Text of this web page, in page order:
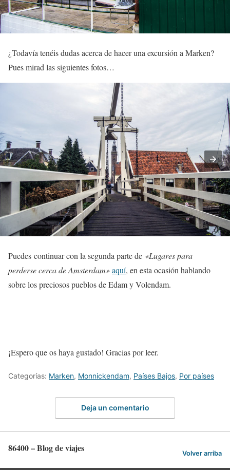
¿Todavía tenéis dudas acerca de hacer una excursión a Marken?
Pues mirad las siguientes fotos…
Puedes continuar con la segunda parte de «Lugares para
perderse cerca de Amsterdam»aquí, en esta ocasión hablando
sobre los preciosos pueblos de Edam y Volendam.
¡Espero que os haya gustado! Gracias por leer.
Categorías: Marken, Monnickendam, Países Bajos, Por países
Deja un comentario
86400 – Blog de viajes Volver arriba